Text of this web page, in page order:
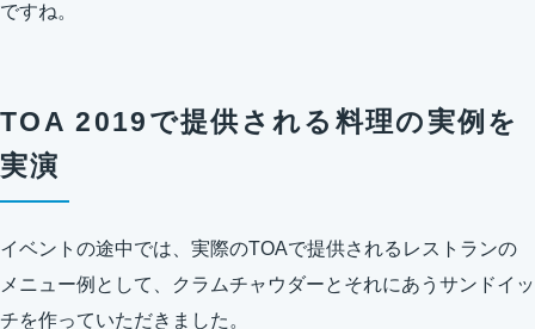
ですね。
TOA 2019で提供される料理の実例を
実演
イベントの途中では、実際のTOAで提供されるレストランの
メニュー例として、クラムチャウダーとそれにあうサンドイッ
チを作っていただきました。